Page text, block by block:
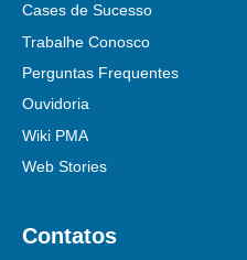
Cases de Sucesso
Trabalhe Conosco
Perguntas Frequentes
Ouvidoria
Wiki PMA
Web Stories
Contatos